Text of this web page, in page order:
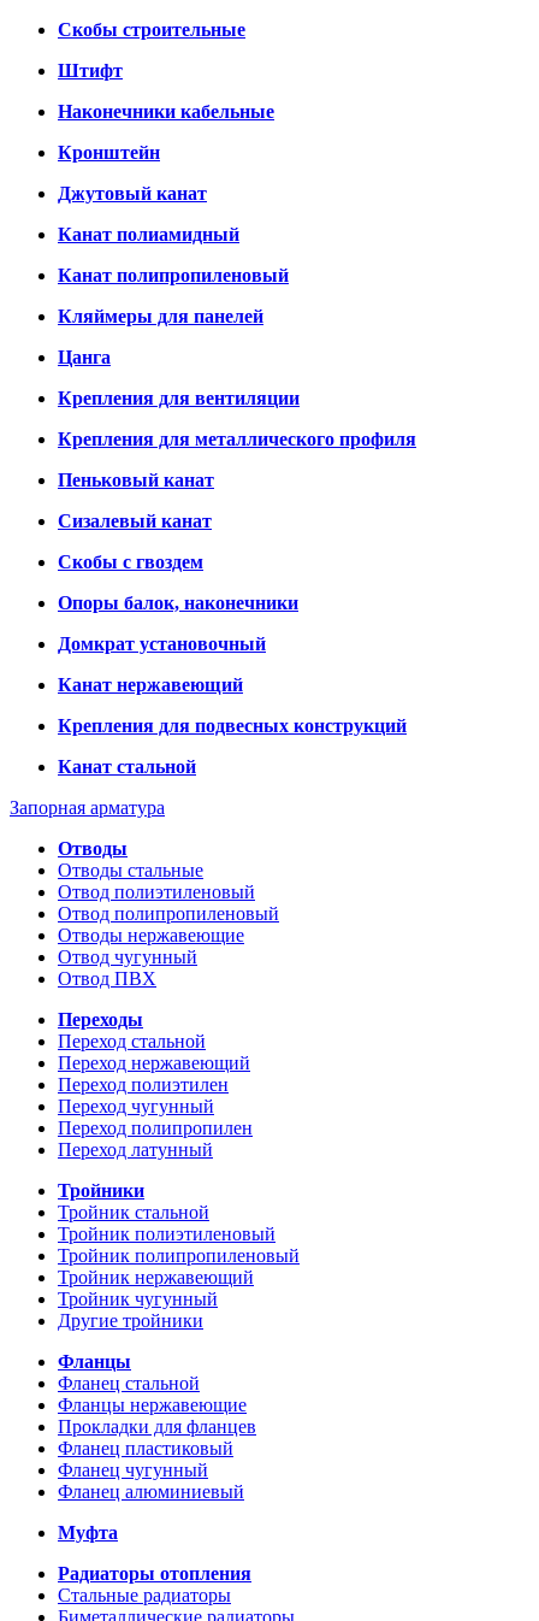
Скобы строительные
Штифт
Наконечники кабельные
Кронштейн
Джутовый канат
Канат полиамидный
Канат полипропиленовый
Кляймеры для панелей
Цанга
Крепления для вентиляции
Крепления для металлического профиля
Пеньковый канат
Сизалевый канат
Скобы с гвоздем
Опоры балок, наконечники
Домкрат установочный
Канат нержавеющий
Крепления для подвесных конструкций
Канат стальной
Запорная арматура
Отводы
Отводы стальные
Отвод полиэтиленовый
Отвод полипропиленовый
Отводы нержавеющие
Отвод чугунный
Отвод ПВХ
Переходы
Переход стальной
Переход нержавеющий
Переход полиэтилен
Переход чугунный
Переход полипропилен
Переход латунный
Тройники
Тройник стальной
Тройник полиэтиленовый
Тройник полипропиленовый
Тройник нержавеющий
Тройник чугунный
Другие тройники
Фланцы
Фланец стальной
Фланцы нержавеющие
Прокладки для фланцев
Фланец пластиковый
Фланец чугунный
Фланец алюминиевый
Муфта
Радиаторы отопления
Стальные радиаторы
Биметаллические радиаторы